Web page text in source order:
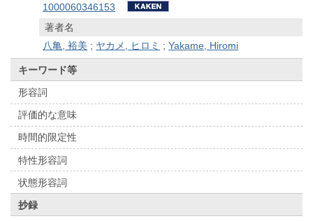
1000060346153
著者名
八亀, 裕美 ; ヤカメ, ヒロミ ;Yakame, Hiromi
キーワード等
形容詞
評価的な意味
時間的限定性
特性形容詞
状態形容詞
抄録